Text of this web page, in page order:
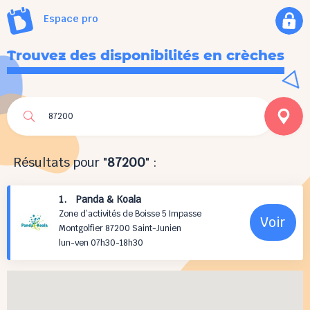
Espace pro
Trouvez des disponibilités en crèches
Résultats pour "87200" :
1. Panda & Koala
Zone d’activités de Boisse 5 Impasse
Montgolfier 87200 Saint-Junien
lun-ven 07h30-18h30
Voir